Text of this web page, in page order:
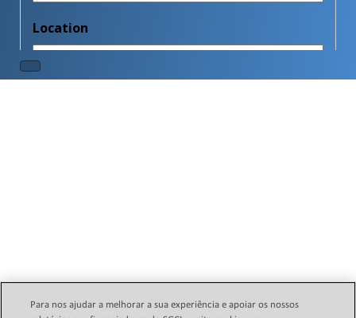
Para nos ajudar a melhorar a sua experiência e apoiar os nossos